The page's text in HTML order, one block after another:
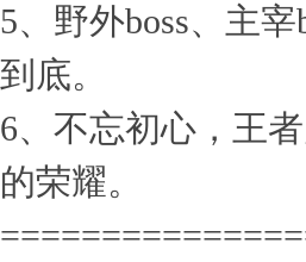
5、野外boss、主
到底。
6、不忘初心，王
的荣耀。